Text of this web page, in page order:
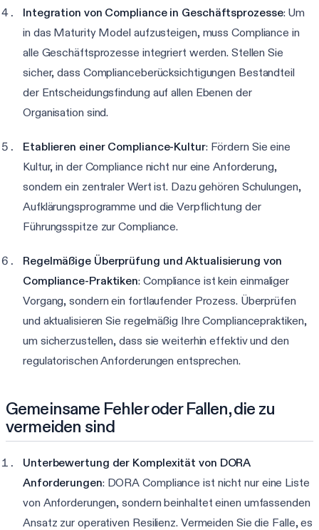
Integration von Compliance in Geschäftsprozesse: Um
in das Maturity Model aufzusteigen, muss Compliance in
alle Geschäftsprozesse integriert werden. Stellen Sie
sicher, dass Complianceberücksichtigungen Bestandteil
der Entscheidungsfindung auf allen Ebenen der
Organisation sind.
Etablieren einer Compliance-Kultur: Fördern Sie eine
Kultur, in der Compliance nicht nur eine Anforderung,
sondern ein zentraler Wert ist. Dazu gehören Schulungen,
Aufklärungsprogramme und die Verpflichtung der
Führungsspitze zur Compliance.
Regelmäßige Überprüfung und Aktualisierung von
Compliance-Praktiken: Compliance ist kein einmaliger
Vorgang, sondern ein fortlaufender Prozess. Überprüfen
und aktualisieren Sie regelmäßig Ihre Compliancepraktiken,
um sicherzustellen, dass sie weiterhin effektiv und den
regulatorischen Anforderungen entsprechen.
Gemeinsame Fehler oder Fallen, die zu
vermeiden sind
Unterbewertung der Komplexität von DORA
Anforderungen: DORA Compliance ist nicht nur eine Liste
von Anforderungen, sondern beinhaltet einen umfassenden
Ansatz zur operativen Resilienz. Vermeiden Sie die Falle, es